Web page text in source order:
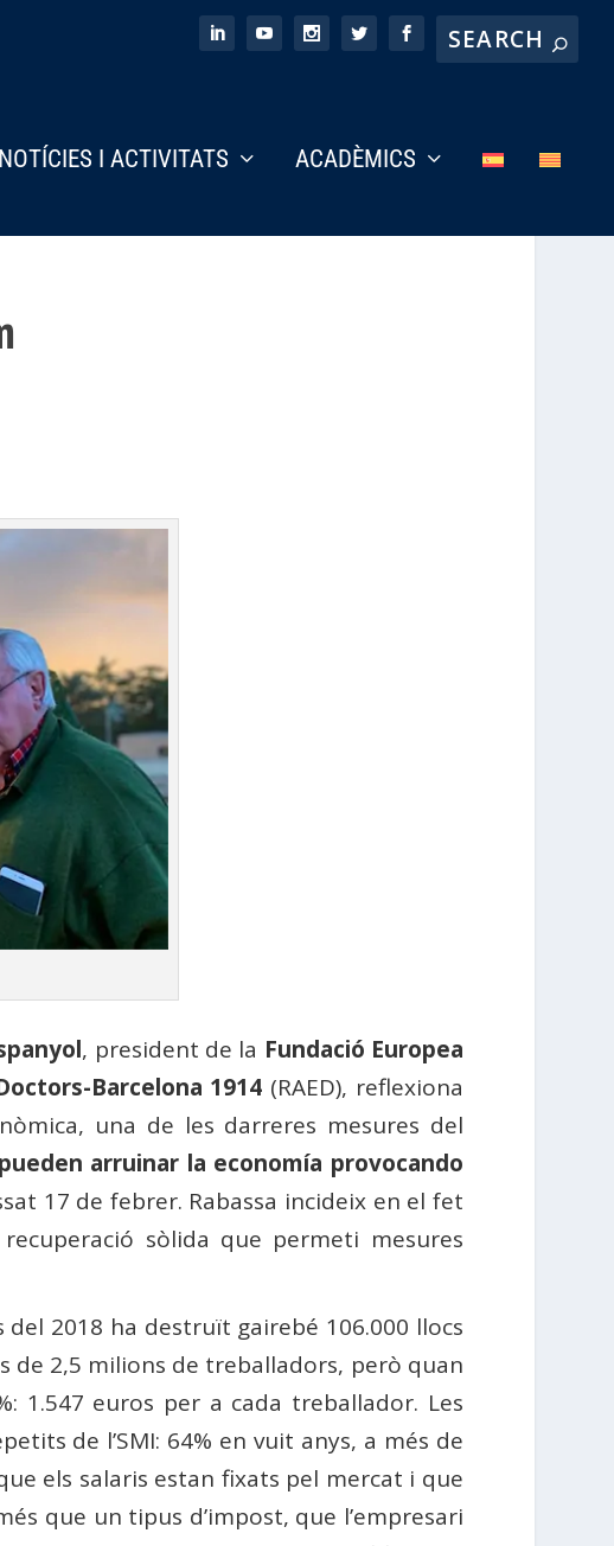
NOTÍCIES I ACTIVITATS ACADÈMICS
, president de la Fundació Europea
Barcelona 1914 (RAED), reflexiona
una de les darreres mesures del
arruinar la economía provocando
17 de febrer. Rabassa incideix en el fet
sòlida que permeti mesures
2018 ha destruït gairebé 106.000 llocs
de 2,5 milions de treballadors, però quan
1.547 euros per a cada treballador. Les
de l’SMI: 64% en vuit anys, a més de
els salaris estan fixats pel mercat i que
que un tipus d’impost, que l’empresari